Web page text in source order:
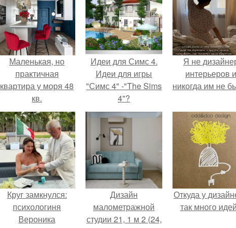
Маленькая, но
практичная
квартира у моря 48
кв.
Идеи для Симс 4.
Идеи для игры
"Симс 4" -"The Sims
4"?
Я не
интерьеров и
никогда им не
Круг замкнулся:
психологиня
Вероника
Дизайн
малометражной
студии 21, 1 м 2 (24,
Откуда у
так много